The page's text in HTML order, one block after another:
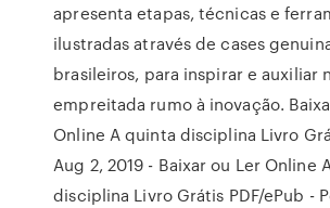
apresenta etapas, técnicas e
ilustradas através de cases
brasileiros, para inspirar e auxiliar
empreitada rumo à inovação.
Online A quinta disciplina Livro
Aug 2, 2019 - Baixar ou Ler Online
disciplina Livro Grátis PDF/ePub -